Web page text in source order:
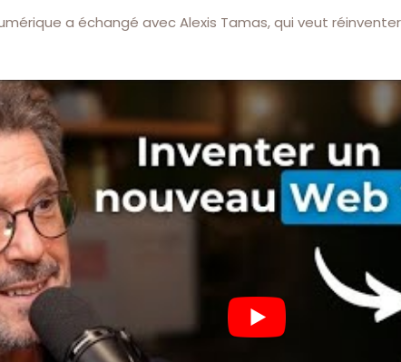
a échangé avec Alexis Tamas, qui veut